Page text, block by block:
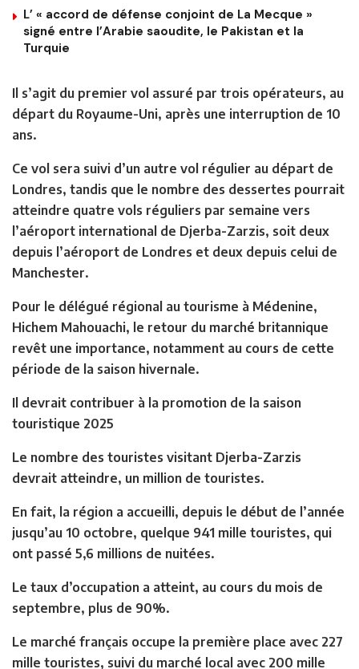
L’ « accord de défense conjoint de La Mecque »
signé entre l’Arabie saoudite, le Pakistan et la
Turquie
Il s’agit du premier vol assuré par trois opérateurs, au
départ du Royaume-Uni, après une interruption de 10
ans.
Ce vol sera suivi d’un autre vol régulier au départ de
Londres, tandis que le nombre des dessertes pourrait
atteindre quatre vols réguliers par semaine vers
l’aéroport international de Djerba-Zarzis, soit deux
depuis l’aéroport de Londres et deux depuis celui de
Manchester.
Pour le délégué régional au tourisme à Médenine,
Hichem Mahouachi, le retour du marché britannique
revêt une importance, notamment au cours de cette
période de la saison hivernale.
Il devrait contribuer à la promotion de la saison
touristique 2025
Le nombre des touristes visitant Djerba-Zarzis
devrait atteindre, un million de touristes.
En fait, la région a accueilli, depuis le début de l’année
jusqu’au 10 octobre, quelque 941 mille touristes, qui
ont passé 5,6 millions de nuitées.
Le taux d’occupation a atteint, au cours du mois de
septembre, plus de 90%.
Le marché français occupe la première place avec 227
mille touristes, suivi du marché local avec 200 mille